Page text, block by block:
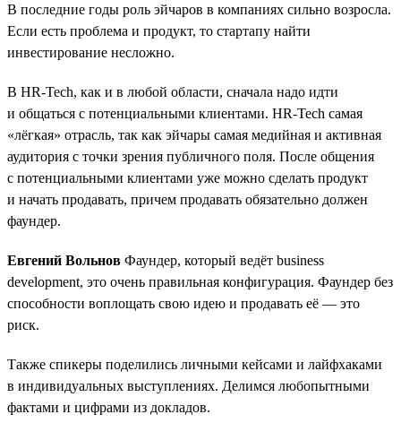
В последние годы роль эйчаров в компаниях сильно возросла.
Если есть проблема и продукт, то стартапу найти
инвестирование несложно.
В HR-Tech, как и в любой области, сначала надо идти
и общаться с потенциальными клиентами. HR-Tech самая
«лёгкая» отрасль, так как эйчары самая медийная и активная
аудитория с точки зрения публичного поля. После общения
с потенциальными клиентами уже можно сделать продукт
и начать продавать, причем продавать обязательно должен
фаундер.
Евгений Вольнов Фаундер, который ведёт business
development, это очень правильная конфигурация. Фаундер без
способности воплощать свою идею и продавать её — это
риск.
Также спикеры поделились личными кейсами и лайфхаками
в индивидуальных выступлениях. Делимся любопытными
фактами и цифрами из докладов.